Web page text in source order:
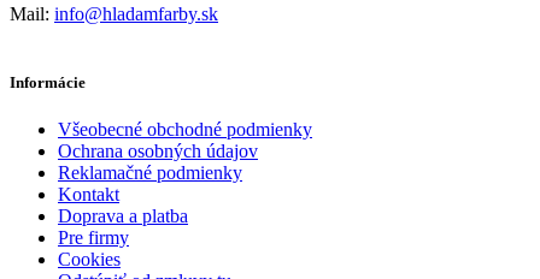
Mail: info@hladamfarby.sk
Informácie
Všeobecné obchodné podmienky
Ochrana osobných údajov
Reklamačné podmienky
Kontakt
Doprava a platba
Pre firmy
Cookies